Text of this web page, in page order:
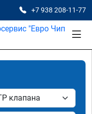
+7 938 208-11-77